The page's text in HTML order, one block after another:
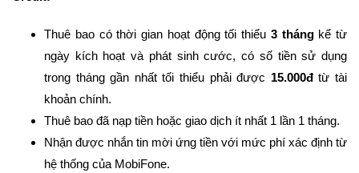
Thuê bao có thời gian hoạt động tối thiểu 3 thángkể từ
ngày kích hoạt và phát sinh cước, có số tiền sử dụng
trong tháng gần nhất tối thiểu phải được 15.000đtừ tài
khoản chính.
Thuê bao đã nạp tiền hoặc giao dịch ít nhất 1 lần 1 tháng.
Nhận được nhắn tin mời ứng tiền với mức phí xác định từ
hệ thống của MobiFone.